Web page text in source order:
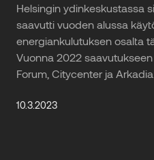
Helsingin ydinkeskustassa
saavutti vuoden alussa
energiankulutuksen osalta
Vuonna 2022
Forum, Citycenter ja
10.3.2023